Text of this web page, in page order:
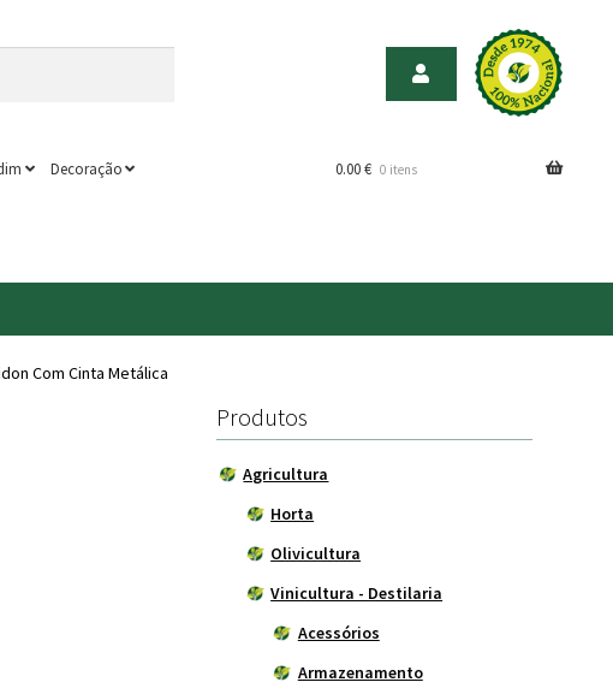
Decoração 0.00€ 0 itens
Com Cinta Metálica
Produtos
Agricultura
Horta
Olivicultura
Vinicultura - Destilaria
Acessórios
Armazenamento